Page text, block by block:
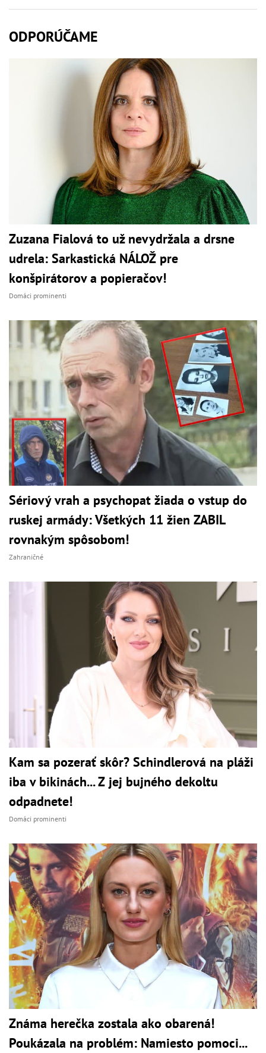
ODPORÚČAME
Zuzana Fialová to už nevydržala a drsne
udrela: Sarkastická NÁLOŽ pre
konšpirátorov a popieračov!
Domáci prominenti
Sériový vrah a psychopat žiada o vstup do
ruskej armády: Všetkých 11 žien ZABIL
rovnakým spôsobom!
Zahraničné
Kam sa pozerať skôr? Schindlerová na pláži
iba v bikinách... Z jej bujného dekoltu
odpadnete!
Domáci prominenti
Známa herečka zostala ako obarená!
Poukázala na problém: Namiesto pomoci...